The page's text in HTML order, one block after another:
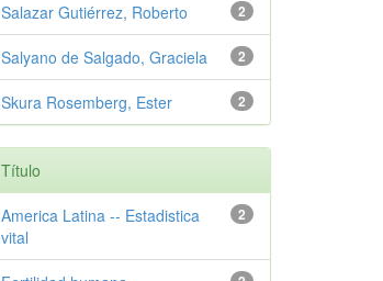
2
Salazar Gutiérrez, Roberto
2
Salyano de Salgado, Graciela
2
Skura Rosemberg, Ester
Título
2
America Latina -- Estadistica
vital